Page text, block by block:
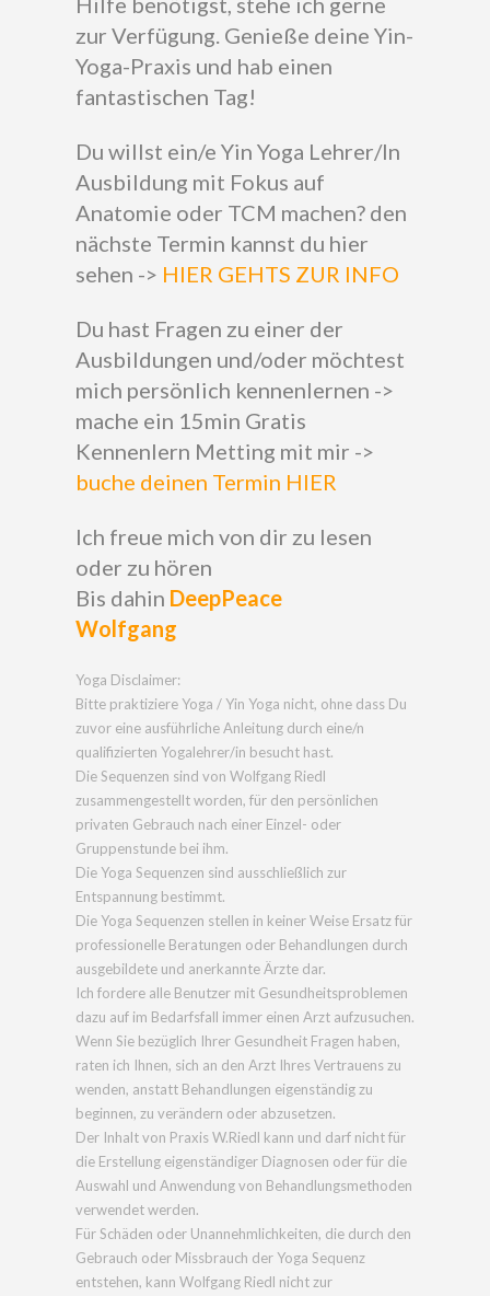
zur Verfügung. Genieße deine Yin-
Yoga-Praxis und hab einen
fantastischen Tag!
Du willst ein/e Yin Yoga Lehrer/In
Ausbildung mit Fokus auf
Anatomie oder TCM machen? den
nächste Termin kannst du hier
sehen -> HIER GEHTS ZUR INFO
Du hast Fragen zu einer der
Ausbildungen und/oder möchtest
mich persönlich kennenlernen ->
mache ein 15min Gratis
Kennenlern Metting mit mir ->
buche deinen Termin HIER
Ich freue mich von dir zu lesen
oder zu hören
Bis dahin DeepPeace
Wolfgang
Yoga Disclaimer:
Bitte praktiziere Yoga / Yin Yoga nicht, ohne dass Du
zuvor eine ausführliche Anleitung durch eine/n
qualifizierten Yogalehrer/in besucht hast.
Die Sequenzen sind von Wolfgang Riedl
zusammengestellt worden, für den persönlichen
privaten Gebrauch nach einer Einzel- oder
Gruppenstunde bei ihm.
Die Yoga Sequenzen sind ausschließlich zur
Entspannung bestimmt.
Die Yoga Sequenzen stellen in keiner Weise Ersatz für
professionelle Beratungen oder Behandlungen durch
ausgebildete und anerkannte Ärzte dar.
Ich fordere alle Benutzer mit Gesundheitsproblemen
dazu auf im Bedarfsfall immer einen Arzt aufzusuchen.
Wenn Sie bezüglich Ihrer Gesundheit Fragen haben,
raten ich Ihnen, sich an den Arzt Ihres Vertrauens zu
wenden, anstatt Behandlungen eigenständig zu
beginnen, zu verändern oder abzusetzen.
Der Inhalt von Praxis W.Riedl kann und darf nicht für
die Erstellung eigenständiger Diagnosen oder für die
Auswahl und Anwendung von Behandlungsmethoden
verwendet werden.
Für Schäden oder Unannehmlichkeiten, die durch den
Gebrauch oder Missbrauch der Yoga Sequenz
entstehen, kann Wolfgang Riedl nicht zur